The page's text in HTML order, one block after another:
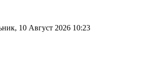
10 Август 2026 10:23